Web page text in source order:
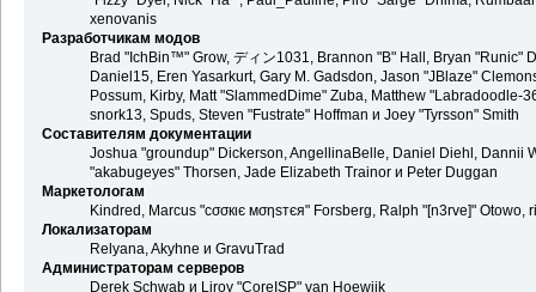
xenovanis
Разработчикам модов
Brad "IchBin™" Grow, ディン1031, Brannon "B" Hall, Bryan "Runic"
Daniel15, Eren Yasarkurt, Gary M. Gadsdon, Jason "JBlaze"
Possum, Kirby, Matt "SlammedDime" Zuba, Matthew "Labradoodle-
snork13, Spuds, Steven "Fustrate" Hoffman и Joey "Tyrsson" Smith
Составителям документации
Joshua "groundup" Dickerson, AngellinaBelle, Daniel Diehl, Dannii
"akabugeyes" Thorsen, Jade Elizabeth Trainor и Peter Duggan
Маркетологам
Kindred, Marcus "cσσкιє мσηѕтєя" Forsberg, Ralph "[n3rve]" Otowo,
Локализаторам
Relyana, Akyhne и GravuTrad
Администраторам серверов
Derek Schwab и Liroy "CoreISP" van Hoewijk